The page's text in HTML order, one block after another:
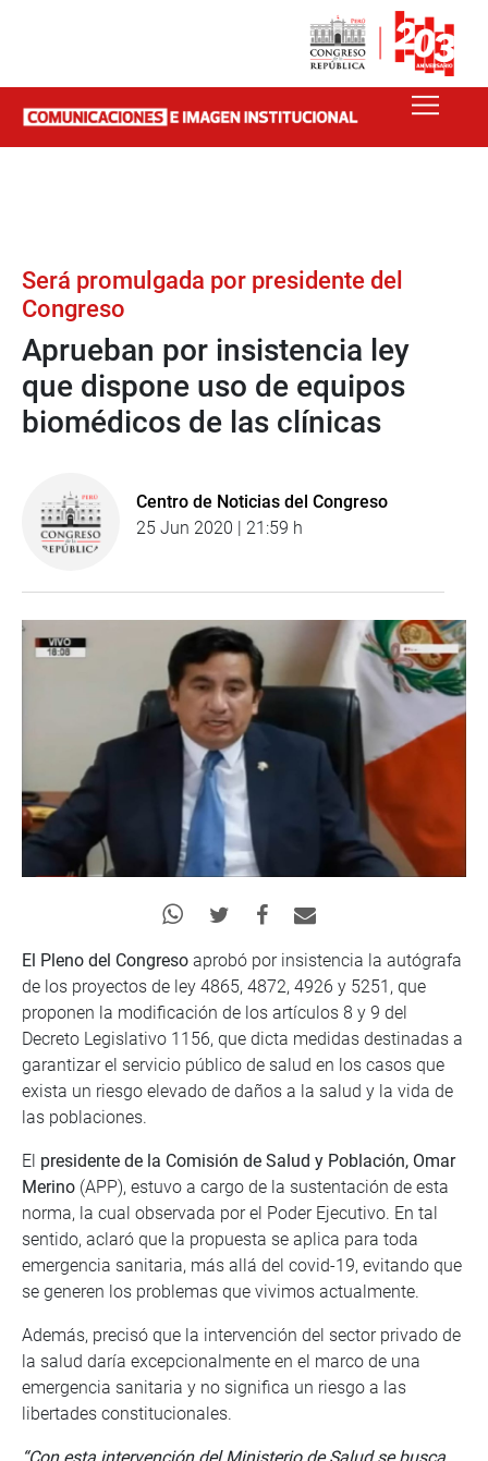
Será promulgada por presidente del
Congreso
Aprueban por insistencia ley
que dispone uso de equipos
biomédicos de las clínicas
Centro de Noticias del Congreso
25 Jun 2020 | 21:59 h
El Pleno del Congreso aprobó por insistencia la autógrafa
de los proyectos de ley 4865, 4872, 4926 y 5251, que
proponen la modificación de los artículos 8 y 9 del
Decreto Legislativo 1156, que dicta medidas destinadas a
garantizar el servicio público de salud en los casos que
exista un riesgo elevado de daños a la salud y la vida de
las poblaciones.
El presidente de la Comisión de Salud y Población, Omar
Merino (APP), estuvo a cargo de la sustentación de esta
norma, la cual observada por el Poder Ejecutivo. En tal
sentido, aclaró que la propuesta se aplica para toda
emergencia sanitaria, más allá del covid-19, evitando que
se generen los problemas que vivimos actualmente.
Además, precisó que la intervención del sector privado de
la salud daría excepcionalmente en el marco de una
emergencia sanitaria y no significa un riesgo a las
libertades constitucionales.